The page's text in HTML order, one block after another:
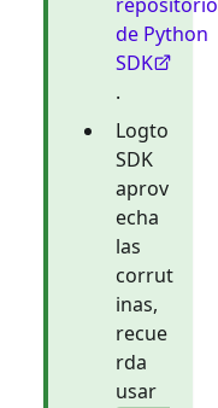
de Python
SDK
.
Logto
SDK
aprov
echa
las
corrut
inas,
recue
rda
usar